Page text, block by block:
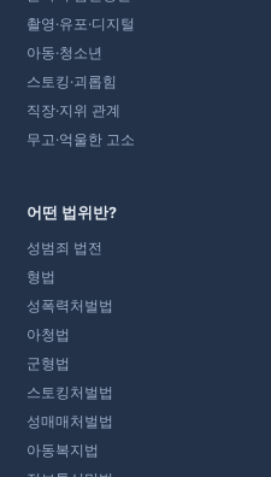
촬영·유포·디지털
아동·청소년
스토킹·괴롭힘
직장·지위 관계
무고·억울한 고소
어떤 법위반?
성범죄 법전
형법
성폭력처벌법
아청법
군형법
스토킹처벌법
성매매처벌법
아동복지법